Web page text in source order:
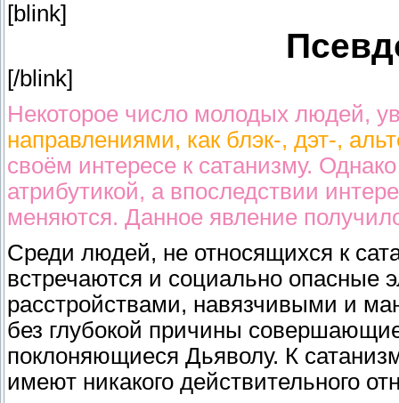
[blink]
[/blink]
Некоторое число молодых людей,
направлениями, как блэк-, дэт-,
своём интересе к сатанизму.
атрибутикой, а впоследствии
меняются. Данное явление
Среди людей, не относящихся к
встречаются и социально
расстройствами, навязчивыми и
без глубокой причины
поклоняющиеся Дьяволу. К
имеют никакого действительного